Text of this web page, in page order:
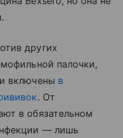
других
палочки,
включены в
. От
в обязательном
— лишь